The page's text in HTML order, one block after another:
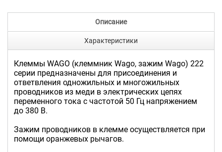
Описание
Характеристики
Клеммы WAGO (клеммник Wago, зажим Wago) 222
серии предназначены для присоединения и
ответвления одножильных и многожильных
проводников из меди в электрических цепях
переменного тока с частотой 50 Гц напряжением
до 380 В.
Зажим проводников в клемме осуществляется при
помощи оранжевых рычагов.